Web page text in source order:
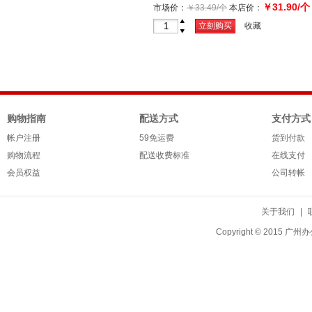
市场价： ￥33.49/个 本店价： ￥31.90/个
-
立刻购买 收藏
购物指南
帐户注册
购物流程
会员权益
配送方式
59免运费
配送收费标准
支付方式
货到付款
在线支付
公司转帐
关于我们
Copyright © 2015 广州办